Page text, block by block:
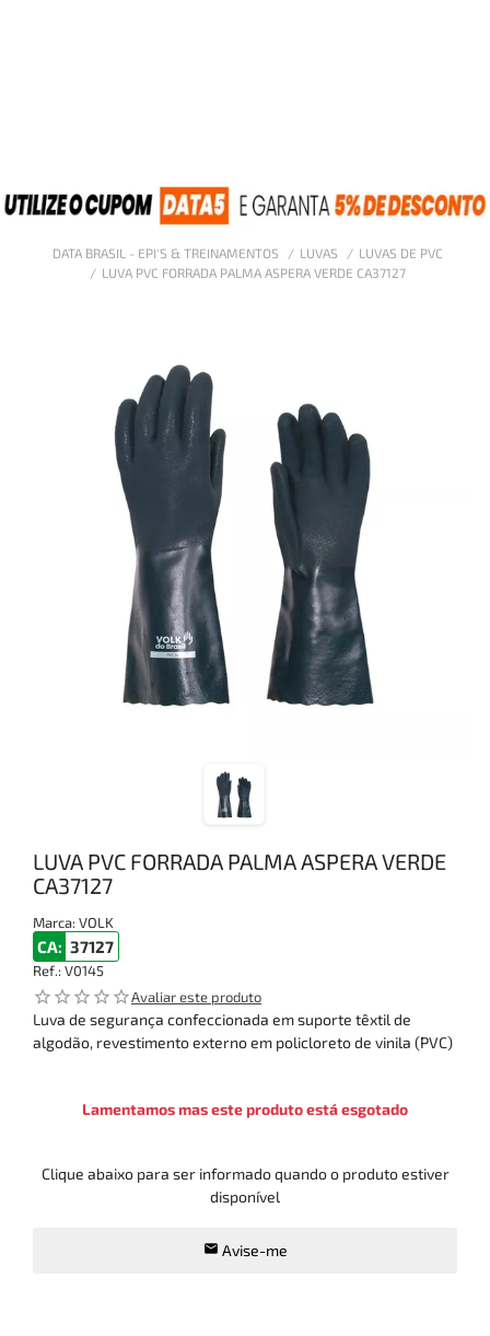
DATA BRASIL - EPI'S & TREINAMENTOS LUVAS
LUVAS DE PVC
LUVA PVC FORRADA PALMA ASPERA VERDE CA37127
LUVA PVC FORRADA PALMA ASPERA VERDE
CA37127
Marca: VOLK
CA: 37127
Ref.: V0145
star_outline star_outline star_outline star_outline star_outlineAvaliar este produto
Luva de segurança confeccionada em suporte têxtil de
algodão, revestimento externo em policloreto de vinila (PVC)
Lamentamos mas este produto está esgotado
Clique abaixo para ser informado quando o produto estiver
disponível
Avise-me